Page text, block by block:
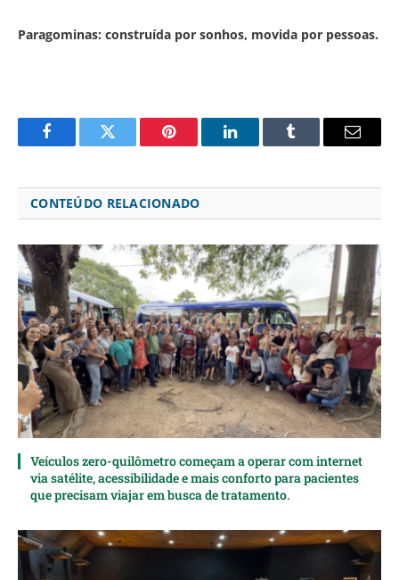
Paragominas: construída por sonhos, movida por pessoas.
FacebookTwitter Pinterest LinkedInTumblr Email
CONTEÚDO RELACIONADO
Veículos zero-quilômetro começam a operar com internet
via satélite, acessibilidade e mais conforto para pacientes
que precisam viajar em busca de tratamento.